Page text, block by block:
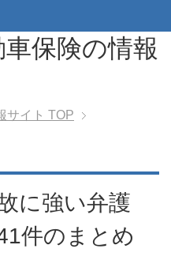
保険の情報
サイト TOP
に強い弁護
件のまとめ